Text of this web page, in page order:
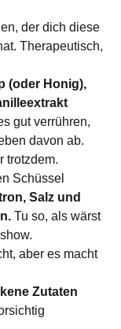
der dich diese
Therapeutisch,
(oder Honig),
gut verrühren,
davon ab.
trotzdem.
Schüssel
Salz und
Tu so, als wärst
aber es macht
Zutaten